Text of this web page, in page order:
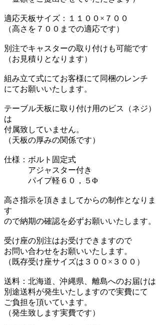
適応天板サイズ：１１００×７００
（高さを７００までの適応です）
別注でキャスターの取り付けも可能です
（お見積りとなります）
組み立て式にてお客様にて同梱のレンチ
にてお願いいたします。
テーブル天板に取り付け用のビス（ネジ）
は
付属致していません。
（天板の厚みの関係です）
仕様：ボルト固定式
アジャスター付き
パイプ軽６０，５Φ
高さ指示を頂きましてからの制作となりま
す
ので納期の確認を必ずお願いいたします。
受け座の別注はお受けできますので
お問い合わせをお願いいたします。
（既存受け座サイズは３００×３００）
送料：北海道、沖縄県、離島へのお届けは
別途送料が発生いたしますので実費にて
ご負担を頂いています。
（発生致します実費です）